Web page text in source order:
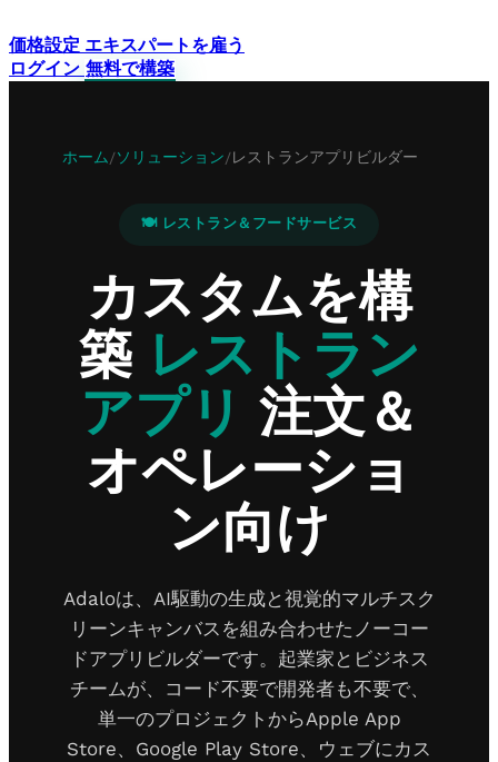
価格設定 エキスパートを雇う
ログイン 無料で構築
ホーム/ソリューション/レストランアプリビルダー
🍽️ レストラン＆フードサービス
カスタムを構
築 レストラン
アプリ 注文＆
オペレーショ
ン向け
Adaloは、AI駆動の生成と視覚的マルチスク
リーンキャンバスを組み合わせたノーコー
ドアプリビルダーです。起業家とビジネス
チームが、コード不要で開発者も不要で、
単一のプロジェクトからApple App
Store、Google Play Store、ウェブにカス